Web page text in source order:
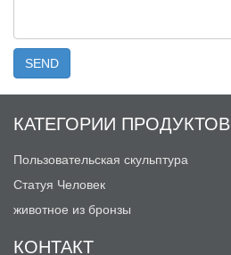
КАТЕГОРИИ ПРОДУКТОВ
Пользовательская скульптура
Статуя Человек
животное из бронзы
КОНТАКТ